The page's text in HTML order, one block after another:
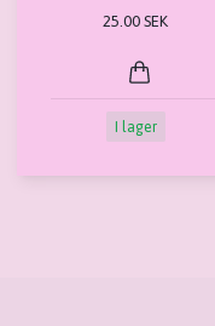
25.00 SEK
I lager